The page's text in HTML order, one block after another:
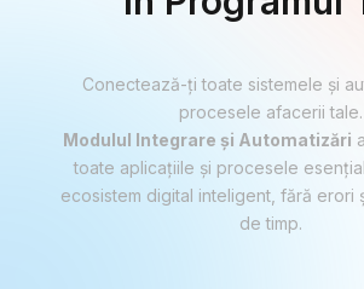
Conectează-ți toate sistemele și
procesele afacerii tale.
Modulul Integrare și Automatizări
toate aplicațiile și procesele
ecosistem digital inteligent, fără erori
de timp.